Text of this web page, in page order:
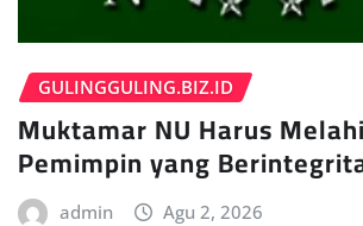
GULINGGULING.BIZ.ID
Muktamar NU Harus
Pemimpin yang
admin Agu 2, 2026